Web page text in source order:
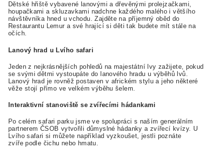
Dětské hřiště vybavené lanovými a dřevěnými prolejzačkami,
houpačkami a skluzavkami nadchne každého malého i většího
návštěvníka hned u vchodu. Zajděte na příjemný oběd do
Restaurantu Lemur a své hrající si děti tak budete mít stále na
očích.
Lanový hrad u Lvího safari
Jeden z nejkrásnějších pohledů na majestátní lvy zažijete, pokud
se svými dětmi vystoupáte do lanového hradu u výběhů lvů.
Lanový hrad je rovněž postaven v africkém stylu a jeho některé
věže stojí přímo ve velkém výběhu šelem.
Interaktivní stanoviště se zvířecími hádankami
Po celém safari parku jsme ve spolupráci s naším generálním
partnerem ČSOB vytvořili důmyslné hádanky a zvířecí kvízy. U
Lvího safari si můžete například vyzkoušet, jestli poznáte
zvíře podle čichu nebo hmatu.